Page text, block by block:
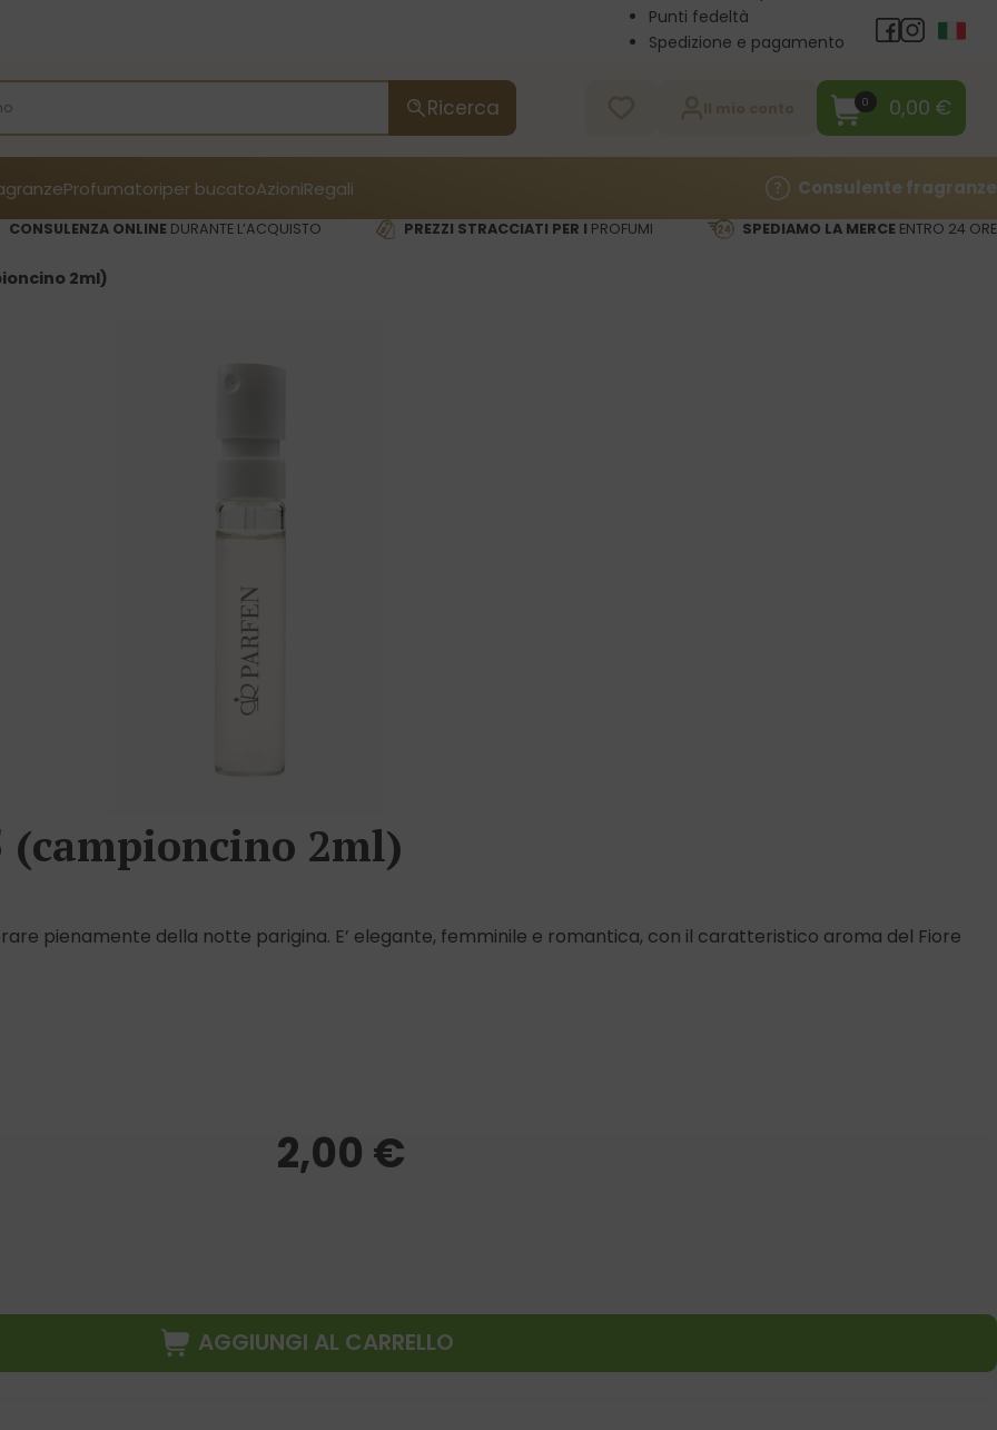
Punti fedeltà
Spedizione e pagamento
Ricerca 0 0,00 €
Profumatoriper bucatoAzioniRegali Consulente fragranze
CONSULENZA ONLINEDURANTE L’ACQUISTO PREZZI STRACCIATI PER I PROFUMI SPEDIAMO LA MERCE ENTRO 24 ORE
2ml)
(campioncino 2ml)
pienamente della notte parigina. E’ elegante, femminile e romantica, con il caratteristico aroma del Fiore
2,00 €
AGGIUNGI AL CARRELLO